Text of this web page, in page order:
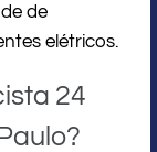
de
elétricos.
24